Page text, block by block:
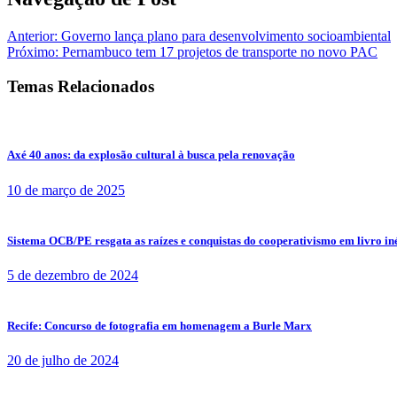
Anterior: Governo lança plano para desenvolvimento socioambiental
Próximo: Pernambuco tem 17 projetos de transporte no novo PAC
Temas Relacionados
Axé 40 anos: da explosão cultural à busca pela renovação
10 de março de 2025
Sistema OCB/PE resgata as raízes e conquistas do cooperativismo em livro
5 de dezembro de 2024
Recife: Concurso de fotografia em homenagem a Burle Marx
20 de julho de 2024